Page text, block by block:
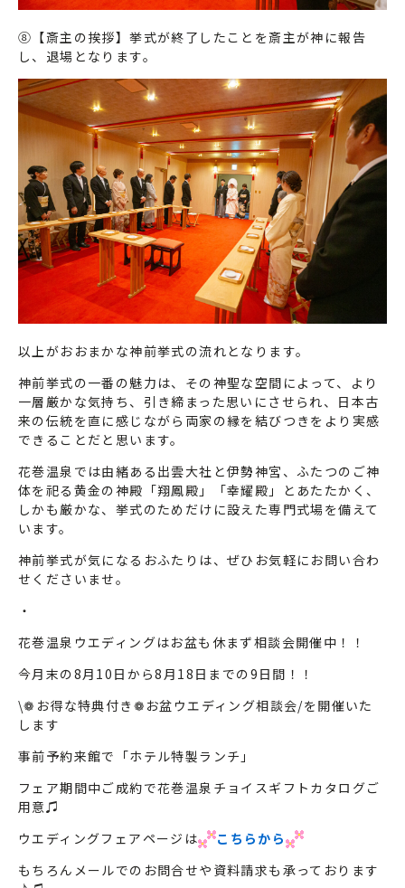
⑧【斎主の挨拶】挙式が終了したことを斎主が神に報告
し、退場となります。
以上がおおまかな神前挙式の流れとなります。
神前挙式の一番の魅力は、その神聖な空間によって、より
一層厳かな気持ち、引き締まった思いにさせられ、日本古
来の伝統を直に感じながら両家の縁を結びつきをより実感
できることだと思います。
花巻温泉では由緒ある出雲大社と伊勢神宮、ふたつのご神
体を祀る黄金の神殿「翔鳳殿」「幸耀殿」とあたたかく、
しかも厳かな、挙式のためだけに設えた専門式場を備えて
います。
神前挙式が気になるおふたりは、ぜひお気軽にお問い合わ
せくださいませ。
・
花巻温泉ウエディングはお盆も休まず相談会開催中！！
今月末の8月10日から8月18日までの9日間！！
\❁お得な特典付き❁お盆ウエディング相談会/を開催いた
します
事前予約来館で「ホテル特製ランチ」
フェア期間中ご成約で花巻温泉チョイスギフトカタログご
用意♫
ウエディングフェアページは
こち ら から
もちろんメールでのお問合せや資料請求も承っております